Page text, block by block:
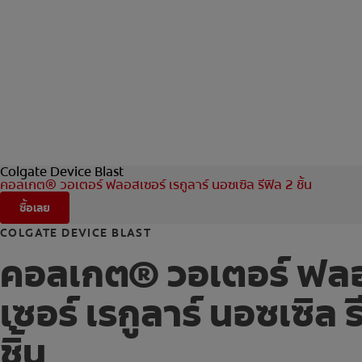
Colgate Device Blast
คอลเกต® วอเตอร์ ฟลอสเซอร์ เรกูลาร์ นอซเซิล รีฟิล 2 ชิ้น
ซื้อเลย
COLGATE DEVICE BLAST
คอลเกต® วอเตอร์ ฟล
เซอร์ เรกูลาร์ นอซเซิล